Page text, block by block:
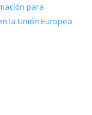
para
la Unión Europea